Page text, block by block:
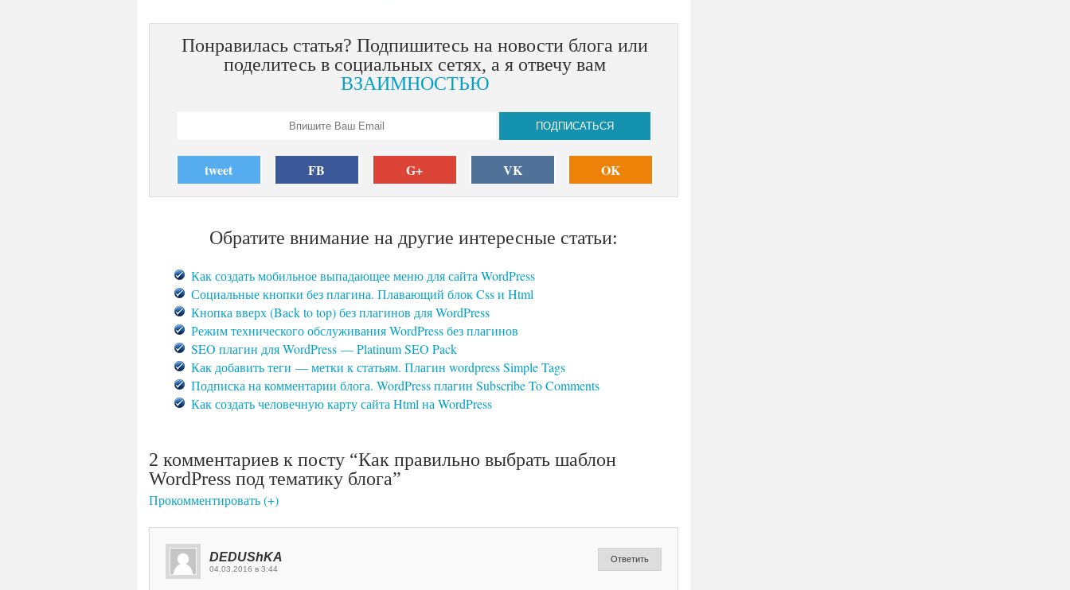
Понравилась статья? Подпишитесь на новости блога или
поделитесь в социальных сетях, а я отвечу вам
ВЗАИМНОСТЬЮ
tweet FB G+ VK OK
Обратите внимание на другие интересные статьи:
Как создать мобильное выпадающее меню для сайта WordPress
Социальные кнопки без плагина. Плавающий блок Css и Html
Кнопка вверх (Back to top) без плагинов для WordPress
Режим технического обслуживания WordPress без плагинов
SEO плагин для WordPress — Platinum SEO Pack
Как добавить теги — метки к статьям. Плагин wordpress Simple Tags
Подписка на комментарии блога. WordPress плагин Subscribe To Comments
Как создать человечную карту сайта Html на WordPress
2 комментариев к посту “Как правильно выбрать шаблон
WordPress под тематику блога”
Прокомментировать (+)
DEDUShKA
04.03.2016 в 3:44
Ответить